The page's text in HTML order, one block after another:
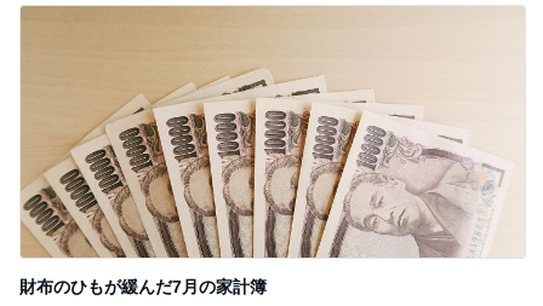
財布のひもが緩んだ7月の家計簿